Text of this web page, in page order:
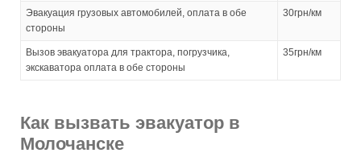
Эвакуация грузовых автомобилей, оплата в обе
стороны
30грн/км
Вызов эвакуатора для трактора, погрузчика,
экскаватора оплата в обе стороны
35грн/км
Как вызвать эвакуатор в
Молочанске